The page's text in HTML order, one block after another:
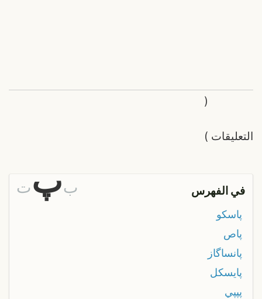
التعليقات
(
)
في الفهرس بپت
پاسكو
پاص
پانساگاز
پايسكل
پپپي